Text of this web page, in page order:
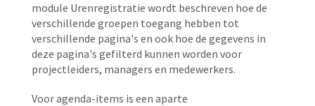
module Urenregistratie wordt beschreven hoe de
verschillende groepen toegang hebben tot
verschillende pagina's en ook hoe de gegevens in
deze pagina's gefilterd kunnen worden voor
projectleiders, managers en medewerkers.
Voor agenda-items is een aparte